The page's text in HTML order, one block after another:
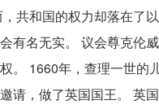
共和国的权力却落在了
有名无实。 议会尊克伦
。 1660年，查理一世的
请，做了英国国王。 英